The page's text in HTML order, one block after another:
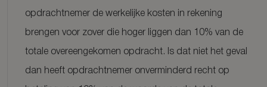
opdrachtnemer de werkelijke kosten in rekening
brengen voor zover die hoger liggen dan 10% van de
totale overeengekomen opdracht. Is dat niet het geval
dan heeft opdrachtnemer onverminderd recht op